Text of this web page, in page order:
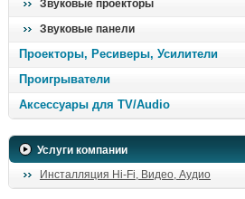
Звуковые проекторы
Звуковые панели
Проекторы, Ресиверы, Усилители
Проигрыватели
Аксессуары для TV/Audio
Услуги компании
Инсталляция Hi-Fi, Видео, Аудио